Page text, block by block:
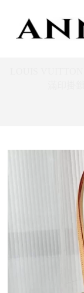
主